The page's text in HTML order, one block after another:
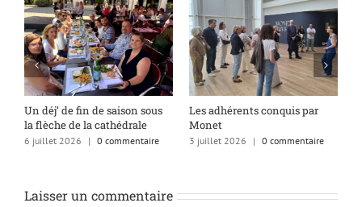
Un déj’ de fin de saison sous
la flèche de la cathédrale
6 juillet 2026 | 0 commentaire
Les adhérents conquis par
Monet
3 juillet 2026 | 0 commentaire
Laisser un commentaire